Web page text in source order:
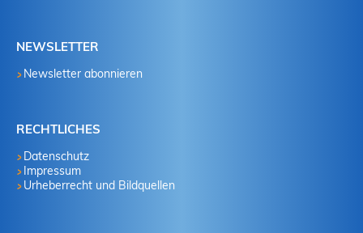
NEWSLETTER
Newsletter abonnieren
RECHTLICHES
Datenschutz
Impressum
Urheberrecht und Bildquellen